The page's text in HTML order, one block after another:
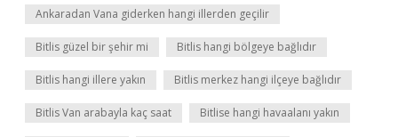
Ankaradan Vana giderken hangi illerden geçilir
Bitlis güzel bir şehir mi Bitlis hangi bölgeye bağlıdır
Bitlis hangi illere yakın Bitlis merkez hangi ilçeye bağlıdır
Bitlis Van arabayla kaç saat Bitlise hangi havaalanı yakın